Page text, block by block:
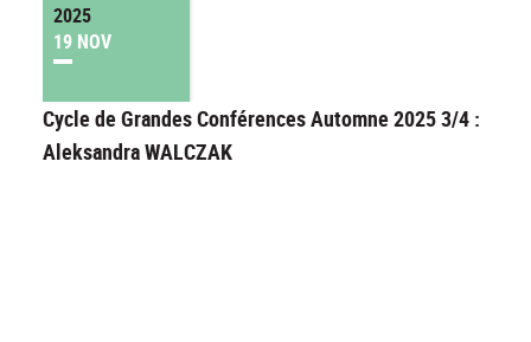
2025
19 NOV
Cycle de Grandes Conférences Automne 2025 3/4 :
Aleksandra WALCZAK